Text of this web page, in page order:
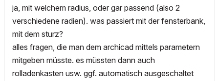
ja, mit welchem radius, oder gar passend (also 2
verschiedene radien). was passiert mit der fensterbank,
mit dem sturz?
alles fragen, die man dem archicad mittels parametern
mitgeben müsste. es müssten dann auch
rolladenkasten usw. ggf. automatisch ausgeschaltet